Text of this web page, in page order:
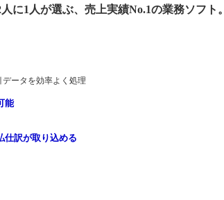
に1人が選ぶ、売上実績No.1の業務ソフト。
ータを効率よく処理
能
仕訳が取り込める